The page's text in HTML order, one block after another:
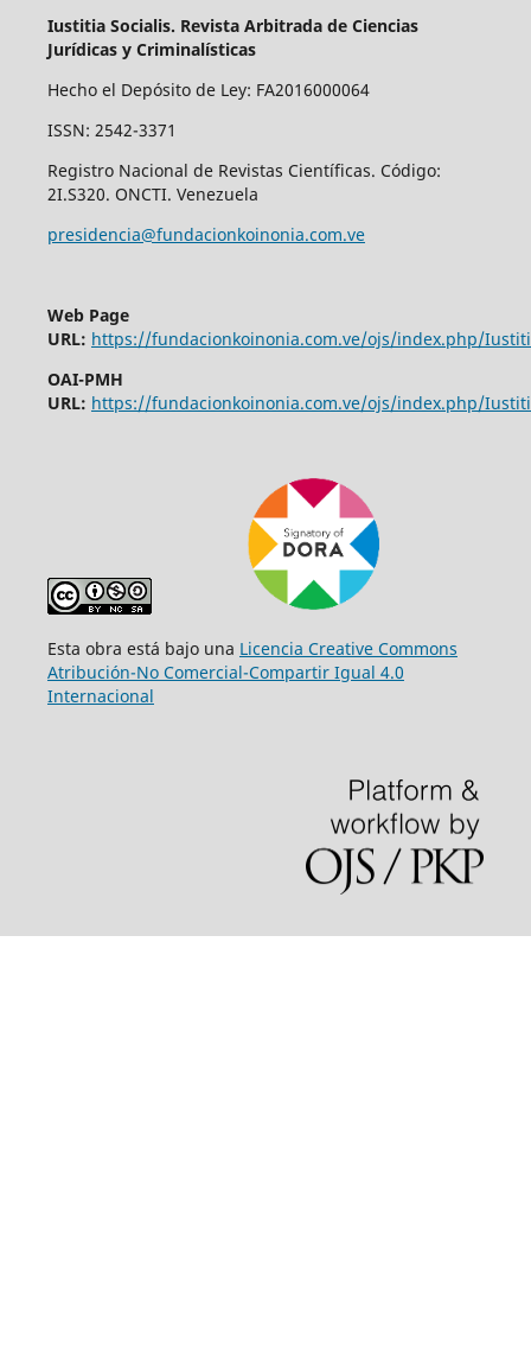
Iustitia Socialis. Revista Arbitrada de Ciencias
Jurídicas y Criminalísticas
Hecho el Depósito de Ley: FA2016000064
ISSN: 2542-3371
Registro Nacional de Revistas Científicas. Código:
2I.S320. ONCTI. Venezuela
presidencia@fundacionkoinonia.com.ve
Web Page
URL: https://fundacionkoinonia.com.ve/ojs/index.php/
OAI-PMH
URL: https://fundacionkoinonia.com.ve/ojs/index.php/
Esta obra está bajo una Licencia Creative Commons
Atribución-No Comercial-Compartir Igual 4.0
Internacional